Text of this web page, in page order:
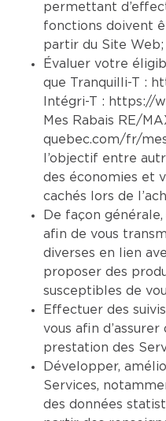
permettant
fonctions doivent
partir du Site Web;
Évaluer votre
que Tranquilli-T :
Intégri-T : https://
Mes Rabais RE/
quebec.com/fr/
l’objectif entre
des économies et
cachés lors de
De façon
afin de vous
diverses en lien
proposer des
susceptibles de
Effectuer des
vous afin
prestation des
Développer,
Services,
des données